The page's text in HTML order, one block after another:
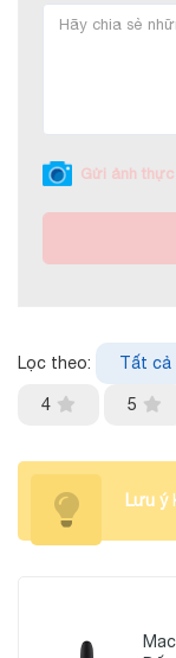
Gửi ảnh
Lọc theo: Tất cả
4 5
Lưu ý